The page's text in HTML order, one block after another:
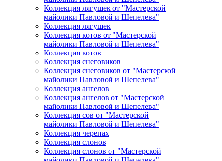
Коллекция лягушек от "Мастерской
майолики Павловой и Шепелева"
Коллекция лягушек
Коллекция котов от "Мастерской
майолики Павловой и Шепелева"
Коллекция котов
Коллекция снеговиков
Коллекция снеговиков от "Мастерской
майолики Павловой и Шепелева"
Коллекция ангелов
Коллекция ангелов от "Мастерской
майолики Павловой и Шепелева"
Коллекция сов от "Мастерской
майолики Павловой и Шепелева"
Коллекция черепах
Коллекция слонов
Коллекция слонов от "Мастерской